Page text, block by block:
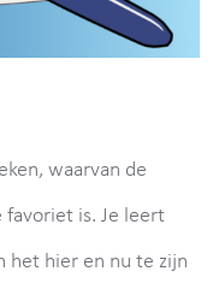
waarvan de
favoriet is. Je leert
het hier en nu te zijn